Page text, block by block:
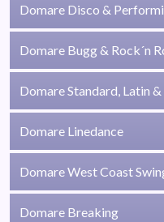
Domare Disco &
Domare Bugg & Rock´n
Domare Standard, Latin
Domare Linedance
Domare West Coast
Domare Breaking